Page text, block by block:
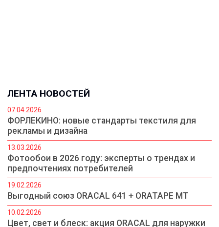
ЛЕНТА НОВОСТЕЙ
07.04.2026
ФОРЛЕКИНО: новые стандарты текстиля для
рекламы и дизайна
13.03.2026
Фотообои в 2026 году: эксперты о трендах и
предпочтениях потребителей
19.02.2026
Выгодный союз ORACAL 641 + ORATAPE MT
10.02.2026
Цвет, свет и блеск: акция ORACAL для наружки